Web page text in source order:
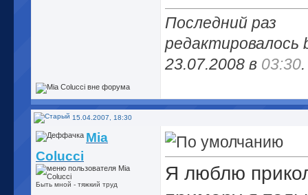
Последний раз
редактировалось
23.07.2008 в 03:30.
15.04.2007, 18:30
Mia
Colucci
Быть мной - тяжкий труд
Я люблю